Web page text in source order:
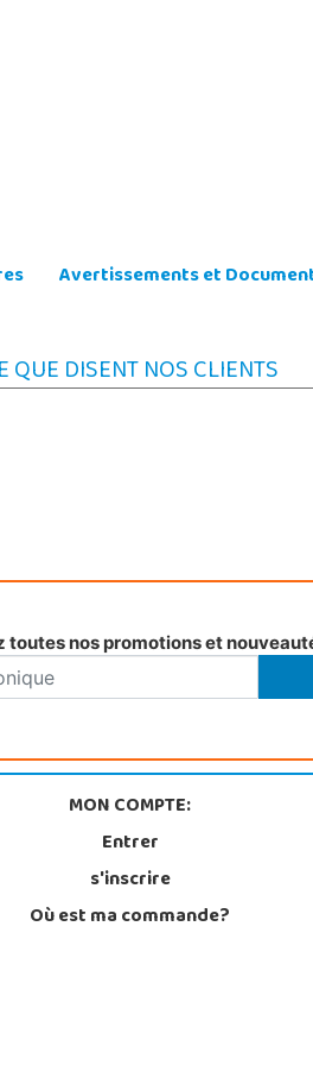
Avertissements et
QUE DISENT NOS CLIENTS
toutes nos promotions et
MON COMPTE:
Entrer
s'inscrire
Où est ma commande?